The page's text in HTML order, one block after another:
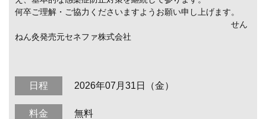
何卒ご理解・ご協力くださいますようお願い申し上げます。
せん
ねん灸発売元セネファ株式会社
日程 2026年07月31日（金）
料金 無料